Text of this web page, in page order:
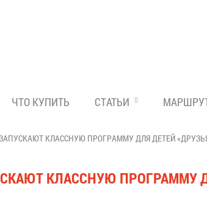
ЧТО КУПИТЬ СТАТЬИ
ЗАПУСКАЮТ КЛАССНУЮ ПРОГРАММУ ДЛЯ ДЕТЕЙ
КЛАССНУЮ ПРОГРАММУ